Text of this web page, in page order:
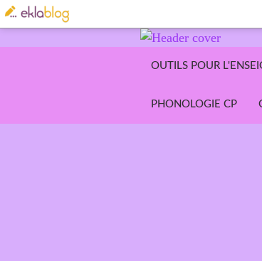
OUTILS POUR
PHONOLOGIE CP